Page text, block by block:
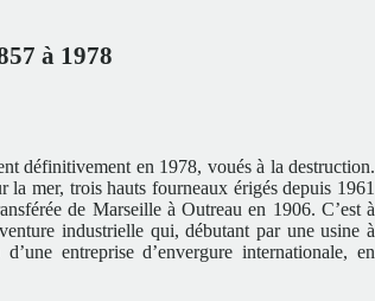
à 1978
définitivement en 1978, voués à la destruction.
mer, trois hauts fourneaux érigés depuis 1961
de Marseille à Outreau en 1906. C’est à
industrielle qui, débutant par une usine à
entreprise d’envergure internationale, en